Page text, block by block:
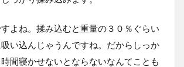
よね。揉み込むと重量の３０％ぐらい
い込んじゃうんですね。だからしっか
間寝かせないとならないなんてことも